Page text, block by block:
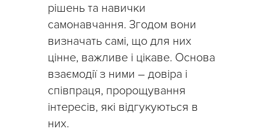
рішень та навички
самонавчання. Згодом вони
визначать самі, що для них
цінне, важливе і цікаве. Основа
взаємодії з ними – довіра і
співпраця, пророщування
інтересів, які відгукуються в
них.